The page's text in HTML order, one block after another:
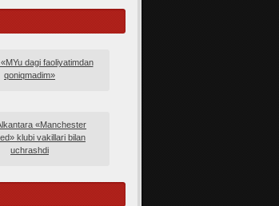
dagi faoliyatimdan
qoniqmadim»
«Manchester
klubi vakillari bilan
uchrashdi